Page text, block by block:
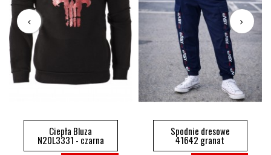
Ciepła Bluza
N20L3331 - czarna
Spodnie dresowe
41642 granat